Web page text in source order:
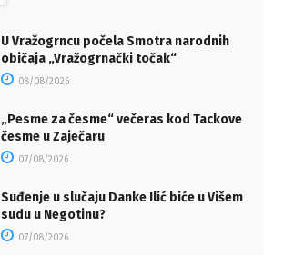
U Vražogrncu počela Smotra narodnih
običaja „Vražogrnački točak“
08/08/2026
„Pesme za česme“ večeras kod Tackove
česme u Zaječaru
07/08/2026
Suđenje u slučaju Danke Ilić biće u Višem
sudu u Negotinu?
07/08/2026